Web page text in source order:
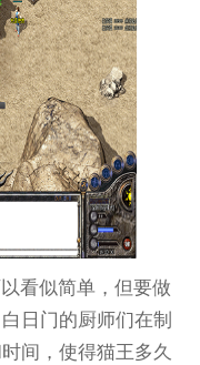
看似简单，但要做
日门的厨师们在制
间，使得猫王多久